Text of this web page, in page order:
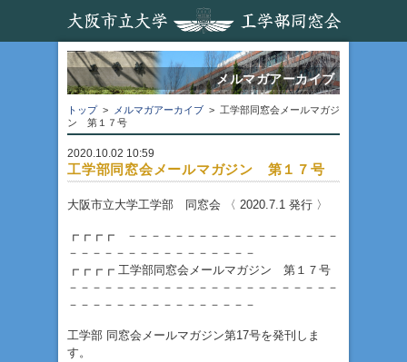
メルマガアーカイブ
トップ > メルマガアーカイブ > 工学部同窓会メールマガジ
ン 第１７号
2020.10.02 10:59
工学部同窓会メールマガジン 第１７号
大阪市立大学工学部 同窓会 〈 2020.7.1 発行 〉
┏┏┏┏ －－－－－－－－－－－－－－－－－－
－－－－－－－－－－－－－－－－
┏┏┏┏ 工学部同窓会メールマガジン 第１７号
－－－－－－－－－－－－－－－－－－－－－－－
－－－－－－－－－－－－－－－－
工学部 同窓会メールマガジン第17号を発刊しま
す。